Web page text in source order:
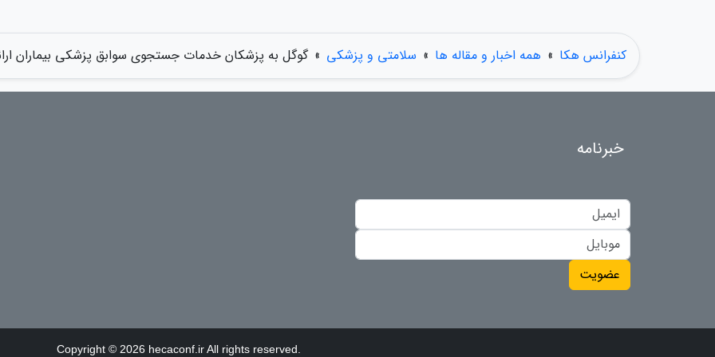
کنفرانس هکا » همه اخبار و مقاله ها » سلامتی و پزشکی » گوگل به پزشکان خدمات جستجوی سوابق پزشکی بیماران
خبرنامه
عضویت
Copyright © 2026 hecaconf.ir All rights reserved.